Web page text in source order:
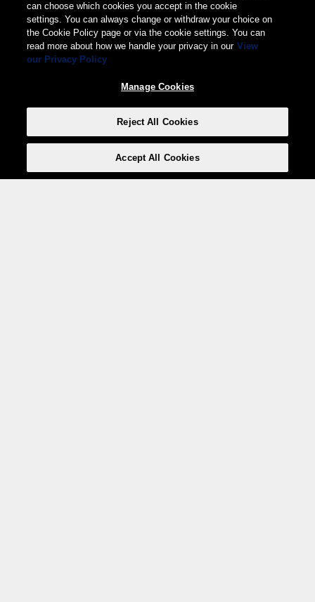
can choose which cookies you accept in the cookie
settings. You can always change or withdraw your choice on
the Cookie Policy page or via the cookie settings. You can
read more about how we handle your privacy in our View
our Privacy Policy
Manage Cookies
Reject All Cookies
Accept All Cookies